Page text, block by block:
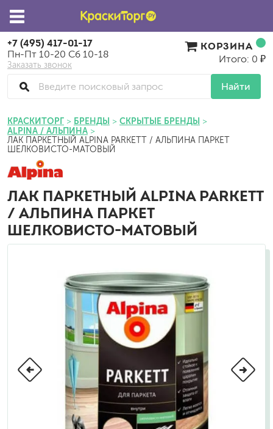
+7 (495) 417-01-17
Пн-Пт 10-20 Сб 10-18
Заказать звонок
Найти
КОРЗИНА
Итого: 0 ₽
КРАСКИТОРГ БРЕНДЫ
СКРЫТЫЕ БРЕНДЫ
ALPINA / АЛЬПИНА
ЛАК ПАРКЕТНЫЙ ALPINA PARKETT / АЛЬПИНА ПАРКЕТ
ШЕЛКОВИСТО-МАТОВЫЙ
ЛАК ПАРКЕТНЫЙ ALPINA PARKETT
/ АЛЬПИНА ПАРКЕТ
ШЕЛКОВИСТО-МАТОВЫЙ